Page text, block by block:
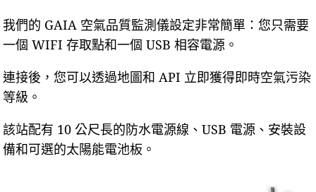
我們的 GAIA 空氣品質監測儀設定非常簡單：您只需要
一個 WIFI 存取點和一個 USB 相容電源。
連接後，您可以透過地圖和 API 立即獲得即時空氣污染
等級。
該站配有 10 公尺長的防水電源線、USB 電源、安裝設
備和可選的太陽能電池板。